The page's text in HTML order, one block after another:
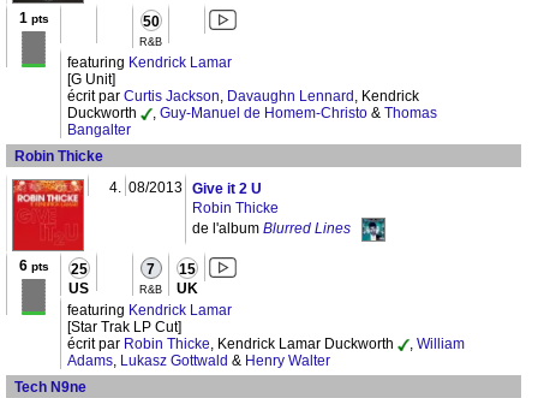
1 pts 50
R&B
featuring Kendrick Lamar
[G Unit]
écrit par Curtis Jackson, Davaughn Lennard , Kendrick
Duckworth
, Guy-Manuel de Homem-Christo & Thomas
Bangalter
Robin Thicke
4. 08/2013 Give it 2 U
Robin Thicke
de l'album Blurred Lines
6pts 25
US
7
R&B
15
UK
featuring Kendrick Lamar
[Star Trak LP Cut]
écrit par Robin Thicke, Kendrick Lamar Duckworth , William
Adams, Lukasz Gottwald & Henry Walter
Tech N9ne